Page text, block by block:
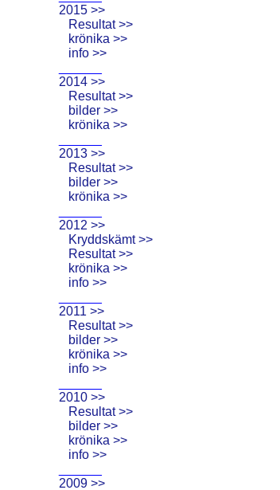
2015 >>
Resultat >>
krönika >>
info >>
2014 >>
Resultat >>
bilder >>
krönika >>
2013 >>
Resultat >>
bilder >>
krönika >>
2012 >>
Kryddskämt >>
Resultat >>
krönika >>
info >>
2011 >>
Resultat >>
bilder >>
krönika >>
info >>
2010 >>
Resultat >>
bilder >>
krönika >>
info >>
2009 >>